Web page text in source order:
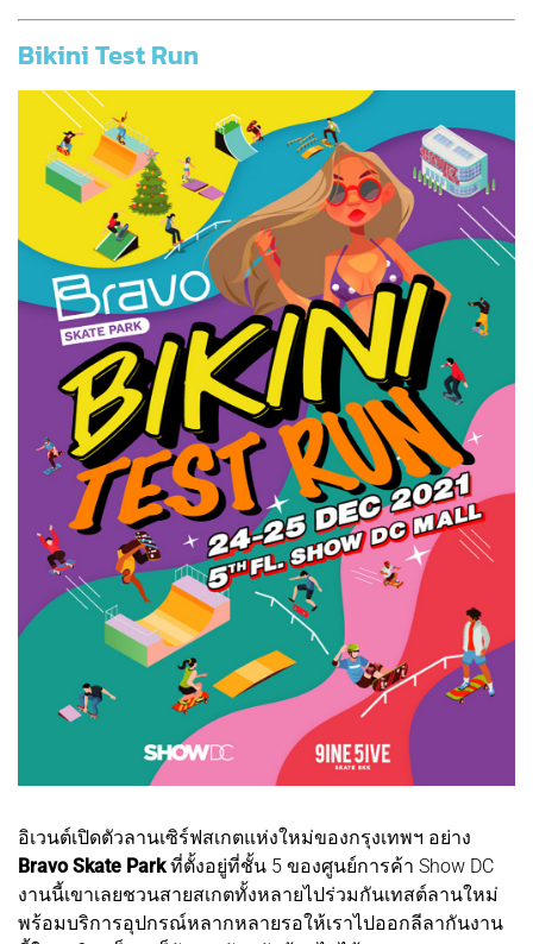
Bikini Test Run
อิเวนต์เปิดตัวลานเซิร์ฟสเกตแห่งใหม่ของกรุงเทพฯ อย่าง
Bravo Skate Parkที่ตั้งอยู่ที่ชั้น 5 ของศูนย์การค้า Show DC
งานนี้เขาเลยชวนสายสเกตทั้งหลายไปร่วมกันเทสต์ลานใหม่
พร้อมบริการอุปกรณ์หลากหลายรอให้เราไปออกลีลากันงาน